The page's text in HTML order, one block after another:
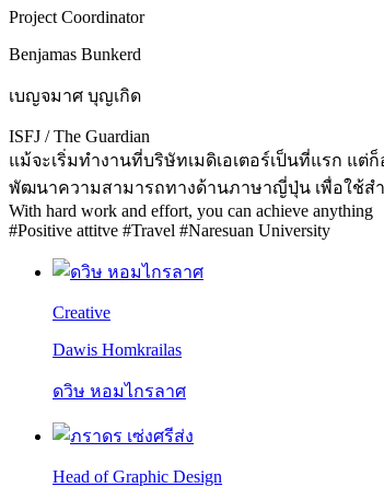
Project Coordinator
Benjamas Bunkerd
เบญจมาศ บุญเกิด
ISFJ / The Guardian
แม้จะเริ่มทำงานที่บริษัทเมดิเอเตอร์เป็นที่แรก แ
พัฒนาความสามารถทางด้านภาษาญี่ปุ่น เพื่อใช้ส
With hard work and effort, you can achieve anything
#Positive attitve #Travel #Naresuan University
Creative
Dawis Homkrailas
ดวิษ หอมไกรลาศ
Head of Graphic Design